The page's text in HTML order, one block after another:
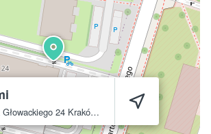
24 Kraków